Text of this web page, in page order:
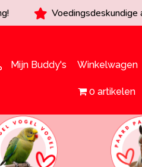
Voedingsdeskundige
Mijn Buddy's Winkelwagen
0 artikelen